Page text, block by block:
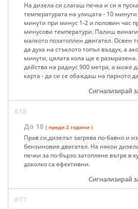
На дизела си слагаш печка и си я
температурата на улицата - 10 минути
минути при минус 1-2 и половин час
минусови температури. Палиш
малкото позатоплен двигател. Освен
да духа на стъклото топъл въздух, а
минути, цялата кола ще е
действа на радиус 900 метра, а може
карта - да си се обаждаш на парното
Сигнализирай
#18
До 18 ( преди 2 години )
Прав си,дизелът загрява по-бавно и
бензиновия двигател. На някои
печки за по-бързо затопляне вътре в
доколко са ефективни.
Сигнализирай
#17